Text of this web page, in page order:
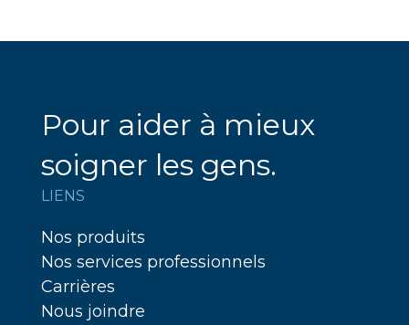
Pour aider à mieux
soigner les gens.
LIENS
Nos produits
Nos services professionnels
Carrières
Nous joindre